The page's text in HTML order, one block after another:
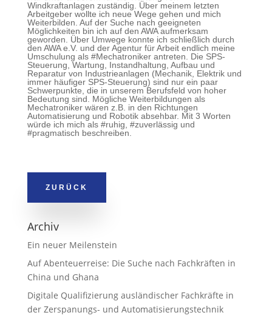
Windkraftanlagen zuständig. Über meinem letzten
Arbeitgeber wollte ich neue Wege gehen und mich
Weiterbilden. Auf der Suche nach geeigneten
Möglichkeiten bin ich auf den AWA aufmerksam
geworden. Über Umwege konnte ich schließlich durch
den AWA e.V. und der Agentur für Arbeit endlich meine
Umschulung als #Mechatroniker antreten. Die SPS-
Steuerung, Wartung, Instandhaltung, Aufbau und
Reparatur von Industrieanlagen (Mechanik, Elektrik und
immer häufiger SPS-Steuerung) sind nur ein paar
Schwerpunkte, die in unserem Berufsfeld von hoher
Bedeutung sind. Mögliche Weiterbildungen als
Mechatroniker wären z.B. in den Richtungen
Automatisierung und Robotik absehbar. Mit 3 Worten
würde ich mich als #ruhig, #zuverlässig und
#pragmatisch beschreiben.
ZURÜCK
Archiv
Ein neuer Meilenstein
Auf Abenteuerreise: Die Suche nach Fachkräften in
China und Ghana
Digitale Qualifizierung ausländischer Fachkräfte in
der Zerspanungs- und Automatisierungstechnik